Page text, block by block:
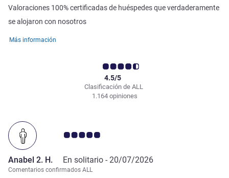
Valoraciones 100% certificadas de huéspedes que verdaderamente
se alojaron con nosotros
Más información
Clasificación de ALL
4.5/5
1.164 opiniones
Nota de clientes de Avis 5.0/5
Anabel 2. H. En solitario - 20/07/2026
Comentarios confirmados ALL